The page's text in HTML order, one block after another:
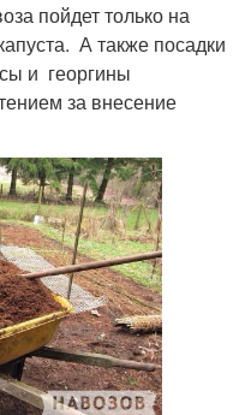
пойдет только на
А также посадки
и георгины
за внесение